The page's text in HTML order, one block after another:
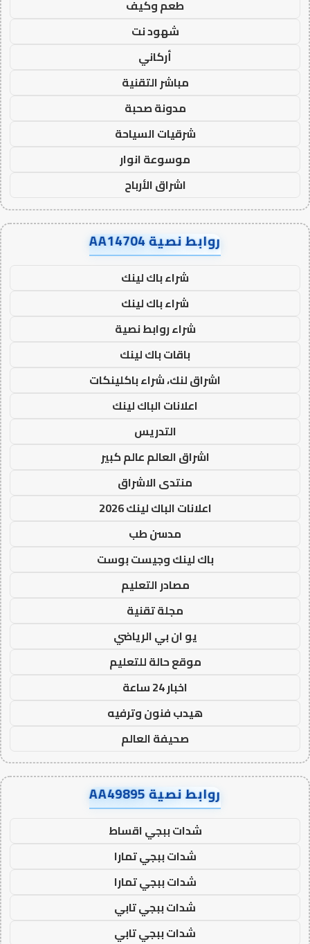
طعم وكيف
شهود نت
أركاني
مباشر التقنية
مدونة صحبة
شرقيات السياحة
موسوعة انوار
اشراق الأرباح
روابط نصية AA14704
شراء باك لينك
شراء باك لينك
شراء روابط نصية
باقات باك لينك
اشراق لنك، شراء باكلينكات
اعلانات الباك لينك
التدريس
اشراق العالم عالم كبير
منتدى الاشراق
اعلانات الباك لينك 2026
مدسن طب
باك لينك وجيست بوست
مصادر التعليم
مجلة تقنية
يو ان بي الرياضي
موقع حالة للتعليم
اخبار 24 ساعة
هيدب فنون وترفيه
صحيفة العالم
روابط نصية AA49895
شدات ببجي اقساط
شدات ببجي تمارا
شدات ببجي تمارا
شدات ببجي تابي
شدات ببجي تابي